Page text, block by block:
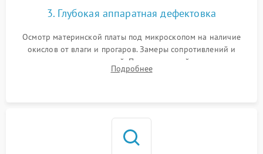
3. Глубокая аппаратная дефектовка
Осмотр материнской платы под микроскопом на наличие
окислов от влаги и прогаров. Замеры сопротивлений и
дежурных напряжений. Проверка цепей питания,
мультиконтроллера, процессора и видеочипа.
Подробнее